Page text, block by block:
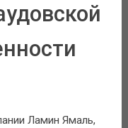
Ламин Ямаль,